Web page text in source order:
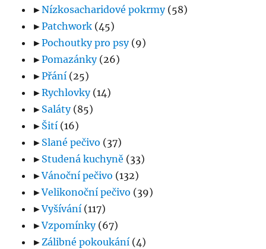
►Nízkosacharidové pokrmy(58)
►Patchwork (45)
►Pochoutky pro psy(9)
►Pomazánky(26)
►Přání (25)
►Rychlovky(14)
► Saláty(85)
► Šití (16)
► Slané pečivo (37)
► Studená kuchyně (33)
►Vánoční pečivo (132)
►Velikonoční pečivo (39)
►Vyšívání (117)
►Vzpomínky(67)
►Zálibné pokoukání (4)